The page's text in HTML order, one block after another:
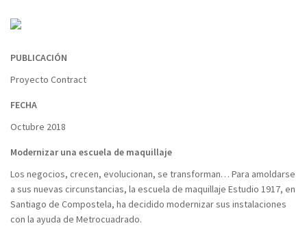
PUBLICACIÓN
Proyecto Contract
FECHA
Octubre 2018
Modernizar una escuela de maquillaje
Los negocios, crecen, evolucionan, se transforman… Para amoldarse
a sus nuevas circunstancias, la escuela de maquillaje Estudio 1917, en
Santiago de Compostela, ha decidido modernizar sus instalaciones
con la ayuda de Metrocuadrado.